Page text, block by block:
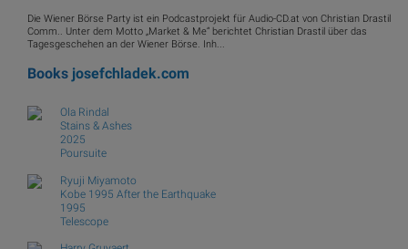
Die Wiener Börse Party ist ein Podcastprojekt für Audio-CD.at von Christian Drastil
Comm.. Unter dem Motto „Market & Me“ berichtet Christian Drastil über das
Tagesgeschehen an der Wiener Börse. Inh...
Books josefchladek.com
Ola Rindal
Stains & Ashes
2025
Poursuite
Ryuji Miyamoto
Kobe 1995 After the Earthquake
1995
Telescope